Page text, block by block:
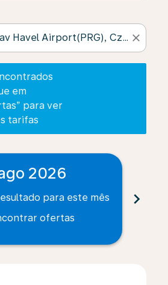
close
em
para ver
tarifas
2026
para este mês
ofertas
chevron_right